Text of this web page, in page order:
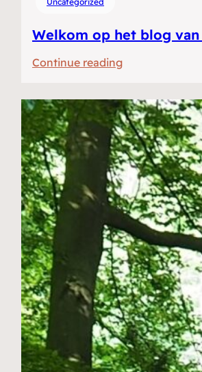
Welkom op het blog van
Continue reading:
op
het
blog
van
MAKEBELIEF